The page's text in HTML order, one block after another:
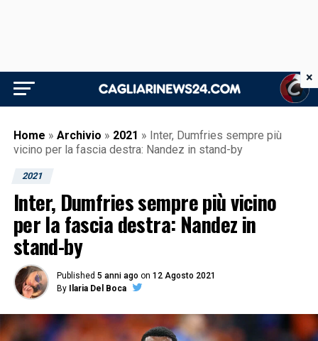
Home » Archivio » 2021 » Inter, Dumfries sempre più
vicino per la fascia destra: Nandez in stand-by
2021
Inter, Dumfries sempre più vicino
per la fascia destra: Nandez in
stand-by
Published 5 anni ago on 12 Agosto 2021
By
Ilaria Del Boca
×